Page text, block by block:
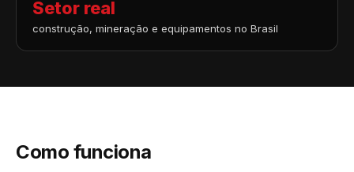
Setor real
construção, mineração e equipamentos no Brasil
Como funciona